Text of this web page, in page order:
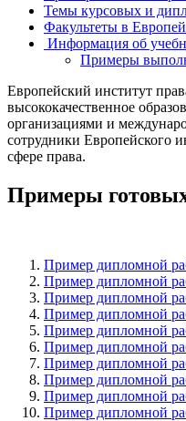
Темы курсовых и
Факультеты в
Информация об
Примеры
Европейский институт
высококачественное
организациями и
сотрудники Европейского
сфере права.
Примеры
Пример дипломной
Пример дипломной
Пример дипломной
Пример дипломной
Пример дипломной
Пример дипломной
Пример дипломной
Пример дипломной
Пример дипломной
Пример дипломной